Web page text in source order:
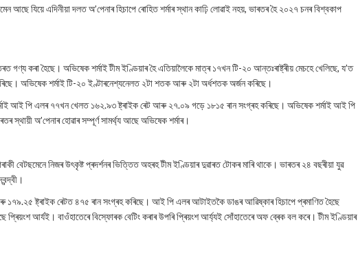
আছে যিয়ে এদিনীয়া দলত অ’পেনাৰ হিচাপে ৰোহিত শৰ্মাৰ স্থান কাঢ়ি লোৱাই নহয়, ভাৰতৰ হৈ ২০২৭ চনৰ বিশ্বকাপ
গণ্য কৰা হৈছে। অভিষেক শৰ্মাই টীম ইণ্ডিয়াৰ হৈ এতিয়ালৈকে মাত্ৰ ১৭খন টি-২০ আন্তঃৰাষ্ট্ৰীয় মেচহে খেলিছে, য’ত
অভিষেক শৰ্মাই টি-২০ ইণ্টাৰনেশ্যনেলত ২টা শতক আৰু ২টা অৰ্ধশতক অৰ্জন কৰিছে।
আই পি এলৰ ৭৭খন খেলত ১৬২.৯৩ ষ্ট্ৰাইক ৰেট আৰু ২৭.০৯ গড়ে ১৮১৫ ৰান সংগ্ৰহ কৰিছে। অভিষেক শৰ্মাই আই পি
অ’পেনাৰ হোৱাৰ সম্পূৰ্ণ সামৰ্থ্য আছে অভিষেক শৰ্মাৰ।
বেটছমেনে নিজৰ উৎকৃষ্ট প্ৰদৰ্শনৰ ভিত্তিত অহৰহ টীম ইণ্ডিয়াৰ দুৱাৰত টোকৰ মাৰি থাকে। ভাৰতৰ ২৪ বছৰীয়া যুৱ
ষ্ট্ৰাইক ৰেটত ৪৭৫ ৰান সংগ্ৰহ কৰিছে। আই পি এলৰ আটাইতকৈ ডাঙৰ আৱিষ্কাৰ হিচাপে প্ৰমাণিত হৈছে
আৰ্যই। বাওঁহাতেৰে বিস্ফোৰক বেটিং কৰাৰ উপৰি প্ৰিয়ংশ আৰ্য্যই সোঁহাতেৰে অফ ব্ৰেক বল কৰে। টীম ইণ্ডিয়াৰ